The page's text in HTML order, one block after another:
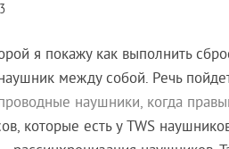
я покажу как выполнить
между собой. Речь
наушники, когда
которые есть у TWS